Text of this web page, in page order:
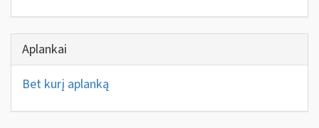
Aplankai
Bet kurį aplanką